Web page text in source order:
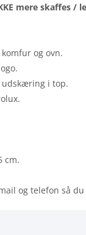
mere skaffes /
og ovn.
i top.
cm.
og telefon så